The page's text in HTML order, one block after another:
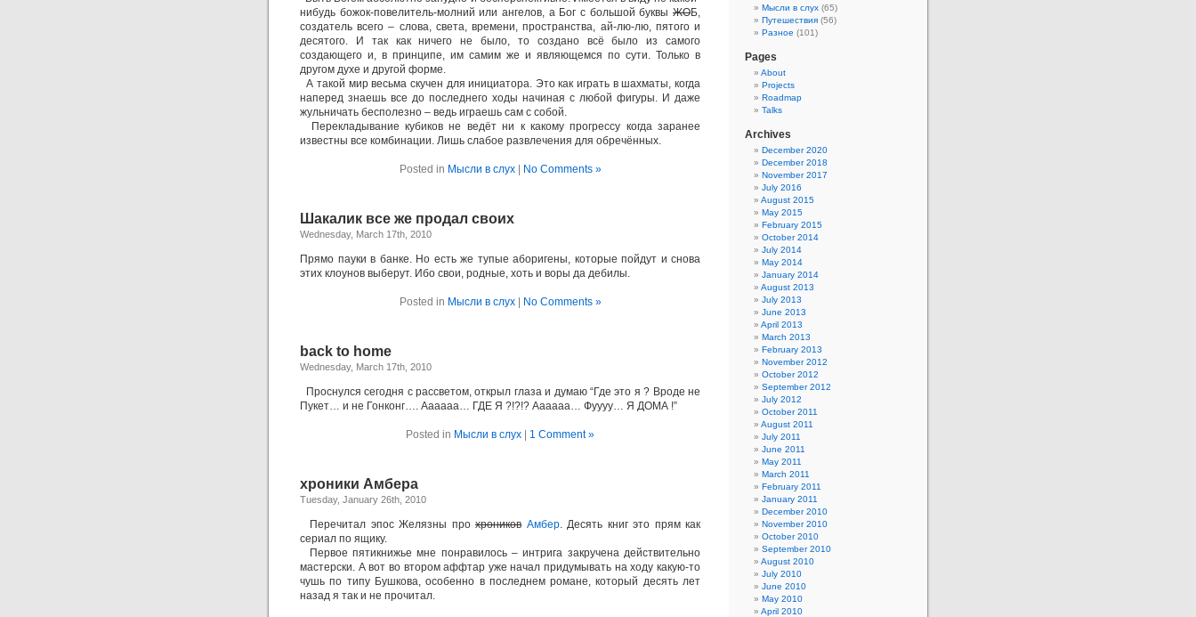
нибудь божок-повелитель-молний или ангелов, а Бог с большой буквы ЖОБ,
создатель всего – слова, света, времени, пространства, ай-лю-лю, пятого и
десятого. И так как ничего не было, то создано всё было из самого
создающего и, в принципе, им самим же и являющемся по сути. Только в
другом духе и другой форме.
А такой мир весьма скучен для инициатора. Это как играть в шахматы, когда
наперед знаешь все до последнего ходы начиная с любой фигуры. И даже
жульничать бесполезно – ведь играешь сам с собой.
Перекладывание кубиков не ведёт ни к какому прогрессу когда заранее
известны все комбинации. Лишь слабое развлечения для обречённых.
Posted in Мысли в слух| No Comments »
Шакалик все же продал своих
Wednesday, March 17th, 2010
Прямо пауки в банке. Но есть же тупые аборигены, которые пойдут и снова
этих клоунов выберут. Ибо свои, родные, хоть и воры да дебилы.
Posted in Мысли в слух| No Comments »
back to home
Wednesday, March 17th, 2010
Проснулся сегодня с рассветом, открыл глаза и думаю “Где это я ? Вроде не
Пукет… и не Гонконг…. Аааааа… ГДЕ Я ?!?!? Аааааа… Фуууу… Я ДОМА !”
Posted in Мысли в слух 1 Comment »
хроники Амбера
Tuesday, January 26th, 2010
Перечитал эпос Желязны про хроников Амбер. Десять книг это прям как
сериал по ящику.
Первое пятикнижье мне понравилось – интрига закручена действительно
мастерски. А вот во втором аффтар уже начал придумывать на ходу какую-то
чушь по типу Бушкова, особенно в последнем романе, который десять лет
назад я так и не прочитал.
Мысли в слух (65)
Путешествия (56)
Разное (101)
Pages
About
Projects
Roadmap
Talks
Archives
December 2020
December 2018
November 2017
July 2016
August 2015
May 2015
February 2015
October 2014
July 2014
May 2014
January 2014
August 2013
July 2013
June 2013
April 2013
March 2013
February 2013
November 2012
October 2012
September 2012
July 2012
October 2011
August 2011
July 2011
June 2011
May 2011
March 2011
February 2011
January 2011
December 2010
November 2010
October 2010
September 2010
August 2010
July 2010
June 2010
May 2010
April 2010